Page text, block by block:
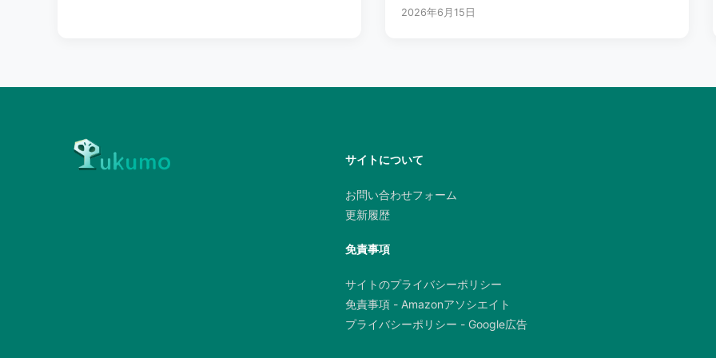
2026年6月15日
サイトについて
お問い合わせフォーム
更新履歴
免責事項
サイトのプライバシーポリシー
免責事項 - Amazonアソシエイト
プライバシーポリシー - Google広告